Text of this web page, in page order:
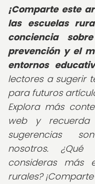
¡Comparte este
las escuelas
conciencia
prevención y el
entornos
lectores a sugerir
para futuros
Explora más
web y
sugerencias
nosotros.
consideras más
rurales?